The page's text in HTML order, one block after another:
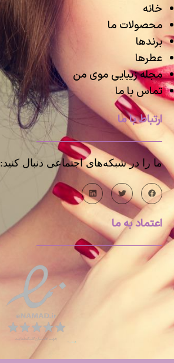
خانه
محصولات ما
برندها
عطرها
مجله زیبایی موی من
تماس با ما
ارتباط با ما
ما را در شبکه‌های اجتماعی دنبال کنید:
اعتماد به ما